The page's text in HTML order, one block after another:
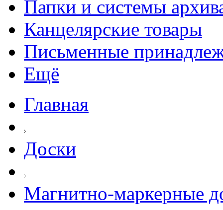
Папки и системы
Канцелярские товары
Письменные
Ещё
Главная
Доски
Магнитно-маркерные